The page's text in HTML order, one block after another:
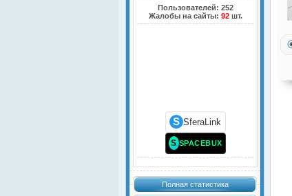
Пользователей: 252
Жалобы на сайты: 92шт.
S SferaLink
S SPACEBUX
Полная статистика